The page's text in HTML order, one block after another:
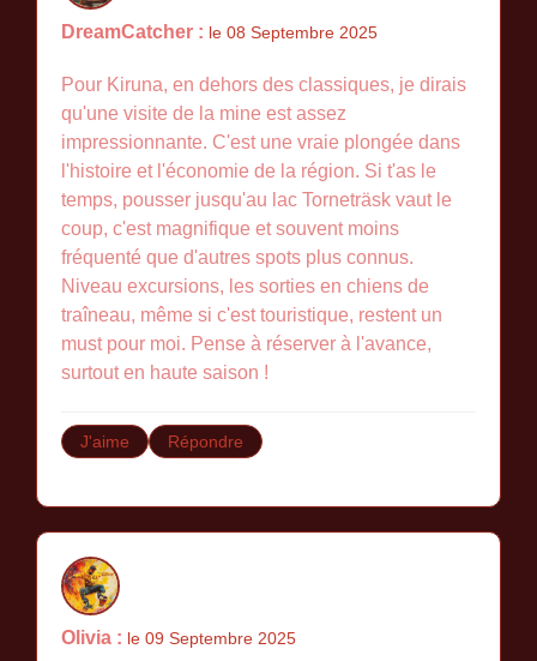
DreamCatcher : le 08 Septembre 2025
Pour Kiruna, en dehors des classiques, je dirais
qu'une visite de la mine est assez
impressionnante. C'est une vraie plongée dans
l'histoire et l'économie de la région. Si t'as le
temps, pousser jusqu'au lac Torneträsk vaut le
coup, c'est magnifique et souvent moins
fréquenté que d'autres spots plus connus.
Niveau excursions, les sorties en chiens de
traîneau, même si c'est touristique, restent un
must pour moi. Pense à réserver à l'avance,
surtout en haute saison !
J'aime Répondre
Olivia : le 09 Septembre 2025